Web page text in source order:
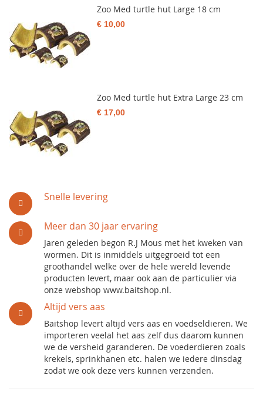
Snelle levering
Meer dan 30 jaar ervaring
Jaren geleden begon R.J Mous met het kweken van
wormen. Dit is inmiddels uitgegroeid tot een
groothandel welke over de hele wereld levende
producten levert, maar ook aan de particulier via
onze webshop www.baitshop.nl.
Altijd vers aas
Baitshop levert altijd vers aas en voedseldieren. We
importeren veelal het aas zelf dus daarom kunnen
we de versheid garanderen. De voederdieren zoals
krekels, sprinkhanen etc. halen we iedere dinsdag
zodat we ook deze vers kunnen verzenden.
Zoo Med turtle hut Large 18 cm
€ 10,00
Zoo Med turtle hut Extra Large 23 cm
€ 17,00